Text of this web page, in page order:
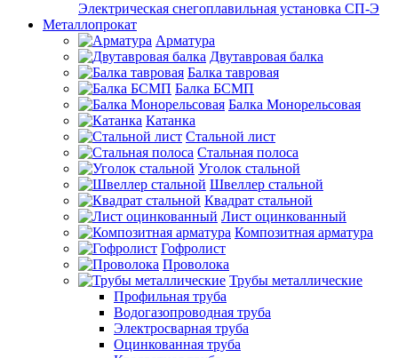
Электрическая снегоплавильная установка СП-Э
Металлопрокат
Арматура
Двутавровая балка
Балка тавровая
Балка БСМП
Балка Монорельсовая
Катанка
Стальной лист
Стальная полоса
Уголок стальной
Швеллер стальной
Квадрат стальной
Лист оцинкованный
Композитная арматура
Гофролист
Проволока
Трубы металлические
Профильная труба
Водогазопроводная труба
Электросварная труба
Оцинкованная труба